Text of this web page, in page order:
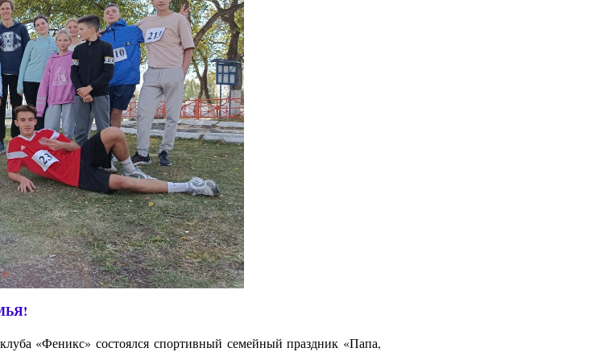
«Феникс» состоялся спортивный семейный праздник «Папа,